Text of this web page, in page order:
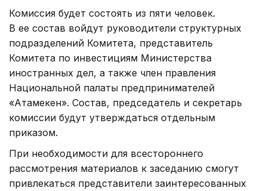
Комиссия будет состоять из пяти человек.
В ее состав войдут руководители структурных
подразделений Комитета, представитель
Комитета по инвестициям Министерства
иностранных дел, а также член правления
Национальной палаты предпринимателей
«Атамекен». Состав, председатель и секретарь
комиссии будут утверждаться отдельным
приказом.
При необходимости для всестороннего
рассмотрения материалов к заседанию смогут
привлекаться представители заинтересованных